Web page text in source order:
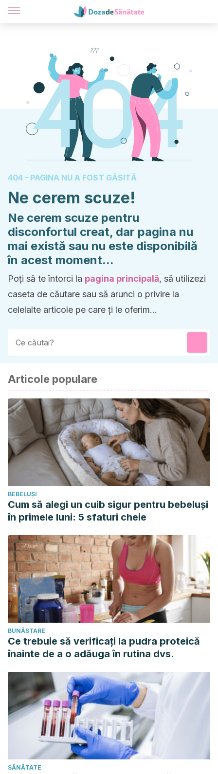
404 - PAGINA NU A FOST GĂSITĂ
Ne cerem scuze!
Ne cerem scuze pentru
disconfortul creat, dar pagina nu
mai există sau nu este disponibilă
în acest moment...
Poți să te întorci la pagina principală, să utilizezi
caseta de căutare sau să arunci o privire la
celelalte articole pe care ți le oferim...
Articole populare
BEBELUȘI
Cum să alegi un cuib sigur pentru bebeluși
în primele luni: 5 sfaturi cheie
BUNĂSTARE
Ce trebuie să verificați la pudra proteică
înainte de a o adăuga în rutina dvs.
SĂNĂTATE